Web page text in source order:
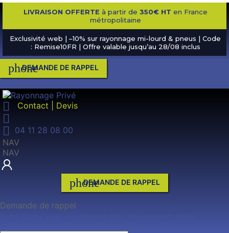
LIVRAISON OFFERTE à partir de 350€ HT en France
métropolitaine
Exclusivité web | –10% sur rayonnage mi-lourd & pneus | Code
: Remise10FR | Offre valable jusqu’au 28/08 inclus
phone
DEMANDE DE RAPPEL
 Contact | Devis


04 11 28 08 00
NAV
NAV
phone
DEMANDE DE RAPPEL
Demande de rappel